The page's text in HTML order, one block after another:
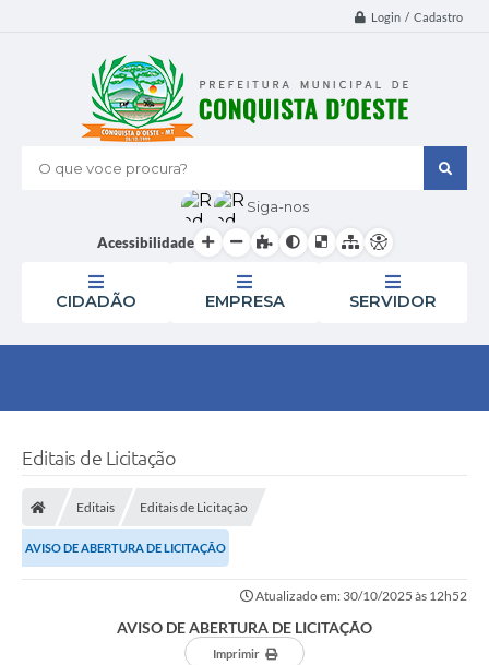
Login / Cadastro
O que voce procura?
Siga-nos
Acessibilidade
CIDADÃO EMPRESA SERVIDOR
Editais de Licitação
Editais Editais de Licitação
AVISO DE ABERTURA DE LICITAÇÃO
Atualizado em: 30/10/2025 às 12h52
AVISO DE ABERTURA DE LICITAÇÃO
Imprimir